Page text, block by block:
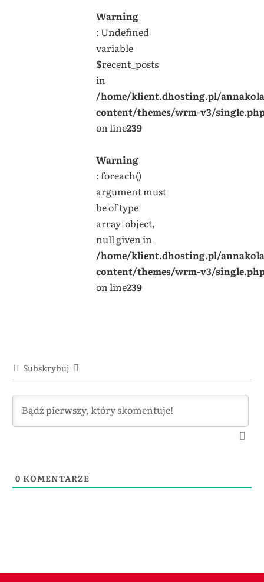
Warning
: Undefined
variable
$recent_posts
in
/home/klient.dhosting.pl/
content/themes/wrm-v3/
on line239
Warning
: foreach()
argument must
be of type
array|object,
null given in
/home/klient.dhosting.pl/
content/themes/wrm-v3/
on line239
Subskrybuj
0 KOMENTARZE